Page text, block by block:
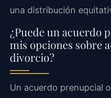
una distribución
¿Puede un acuerdo
mis opciones sobre
divorcio?
Un acuerdo prenupcial